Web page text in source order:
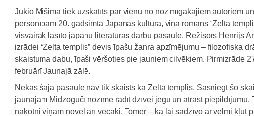
Jukio Mišima tiek uzskatīts par vienu no nozīmīgākajiem autoriem un
personībām 20. gadsimta Japānas kultūrā, viņa romāns “Zelta
visvairāk lasīto japāņu literatūras darbu pasaulē. Režisors Henrijs
izrādei “Zelta templis” devis īpašu žanra apzīmējumu – filozofiska
skaistuma dabu, īpaši vēršoties pie jauniem cilvēkiem. Pirmizrāde
februārī Jaunajā zālē.
Nekas šajā pasaulē nav tik skaists kā Zelta templis. Sasniegt šo
jaunajam Midzogučī nozīmē radīt dzīvei jēgu un atrast piepildījumu.
nākotni viņam novēl arī vecāki. Tomēr – kā lai sadzīvo ar vēlmi kļūt